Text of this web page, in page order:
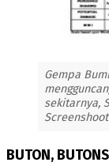
Gempa
sekitarnya,
BUTON,